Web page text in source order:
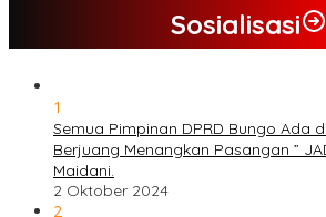
Sosialisasi
1
Semua Pimpinan DPRD Bungo Ada
Berjuang Menangkan Pasangan ”
Maidani.
2 Oktober 2024
2